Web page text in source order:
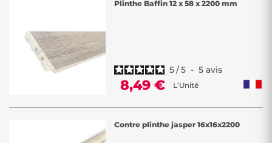
Plinthe Baffin 12 x 58 x 2200 mm
5/5 - 5 avis
8,49 € L'Unité
Contre plinthe jasper 16x16x2200